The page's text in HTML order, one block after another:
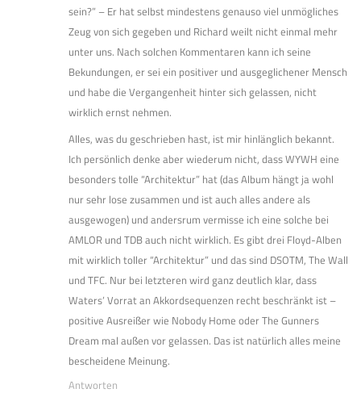
sein?” – Er hat selbst mindestens genauso viel unmögliches
Zeug von sich gegeben und Richard weilt nicht einmal mehr
unter uns. Nach solchen Kommentaren kann ich seine
Bekundungen, er sei ein positiver und ausgeglichener Mensch
und habe die Vergangenheit hinter sich gelassen, nicht
wirklich ernst nehmen.
Alles, was du geschrieben hast, ist mir hinlänglich bekannt.
Ich persönlich denke aber wiederum nicht, dass WYWH eine
besonders tolle “Architektur” hat (das Album hängt ja wohl
nur sehr lose zusammen und ist auch alles andere als
ausgewogen) und andersrum vermisse ich eine solche bei
AMLOR und TDB auch nicht wirklich. Es gibt drei Floyd-Alben
mit wirklich toller “Architektur” und das sind DSOTM, The Wall
und TFC. Nur bei letzteren wird ganz deutlich klar, dass
Waters’ Vorrat an Akkordsequenzen recht beschränkt ist –
positive Ausreißer wie Nobody Home oder The Gunners
Dream mal außen vor gelassen. Das ist natürlich alles meine
bescheidene Meinung.
Antworten